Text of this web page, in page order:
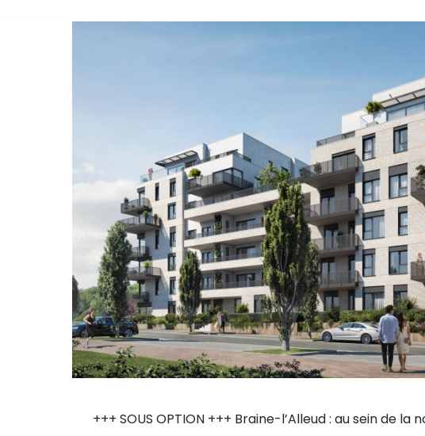
+++ SOUS OPTION +++ Braine-l’Alleud : au sein de